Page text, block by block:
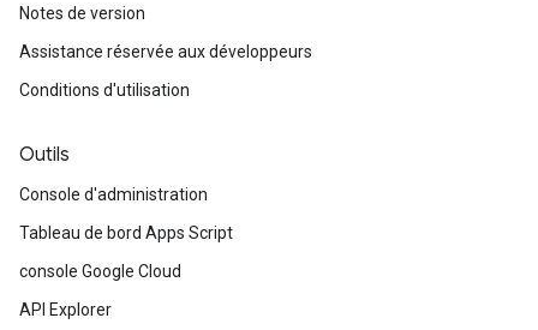
Notes de version
Assistance réservée aux développeurs
Conditions d'utilisation
Outils
Console d'administration
Tableau de bord Apps Script
console Google Cloud
API Explorer